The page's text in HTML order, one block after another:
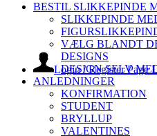
Login / Register Page
BESTIL SLIKKEPINDE
SLIKKEPINDE
VÆLG BLANDT
DESIGNS
DESIGN SELV
ANLEDNINGER
KONFIRMATION
STUDENT
BRYLLUP
VALENTINES